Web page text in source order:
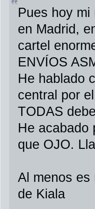
Pues hoy
en Madrid,
cartel
ENVÍOS
He hablado
central por
TODAS
He acabado
que OJO.
Al menos es
de Kiala